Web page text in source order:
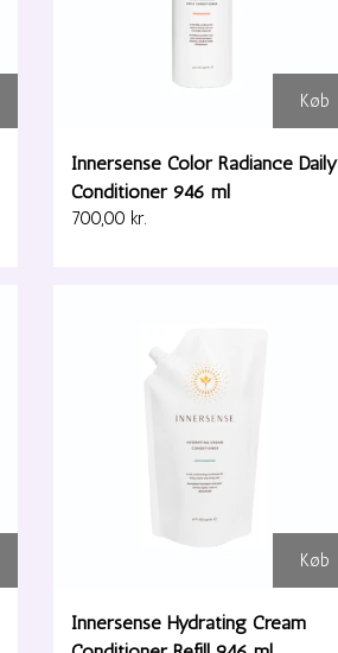
Køb
Innersense Color Radiance Daily
Conditioner 946 ml
700,00 kr.
Køb
Innersense Hydrating Cream